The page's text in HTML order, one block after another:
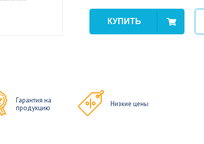
Гарантия на
продукцию
Низкие цены